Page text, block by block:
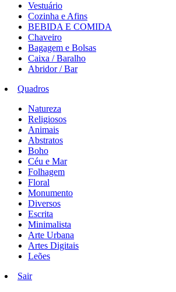
Vestuário
Cozinha e Afins
BEBIDA E COMIDA
Chaveiro
Bagagem e Bolsas
Caixa / Baralho
Abridor / Bar
Quadros
Natureza
Religiosos
Animais
Abstratos
Boho
Céu e Mar
Folhagem
Floral
Monumento
Diversos
Escrita
Minimalista
Arte Urbana
Artes Digitais
Leões
Sair